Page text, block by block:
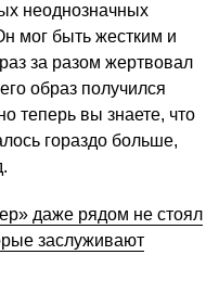
неоднозначных
мог быть жестким и
за разом жертвовал
образ получился
теперь вы знаете, что
гораздо больше,
даже рядом не стоял
заслуживают